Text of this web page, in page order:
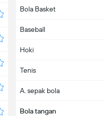
Bola Basket
Baseball
Hoki
Tenis
A. sepak bola
Bola tangan